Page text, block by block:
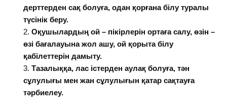
дерттерден сақ болуға, одан қорғана білу туралы
түсінік беру.
Оқушылардың ой – пікірлерін ортаға салу, өзін –
өзі бағалауына жол ашу, ой қорыта білу
қабілеттерін дамыту.
Тазалыққа, лас істерден аулақ болуға, тән
сұлулығы мен жан сұлулығын қатар сақтауға
тәрбиелеу.